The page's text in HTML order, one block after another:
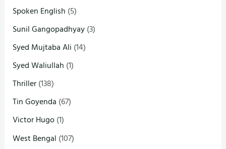
Spoken English (5)
Sunil Gangopadhyay(3)
Syed Mujtaba Ali (14)
Syed Waliullah (1)
Thriller(138)
Tin Goyenda (67)
Victor Hugo(1)
West Bengal (107)